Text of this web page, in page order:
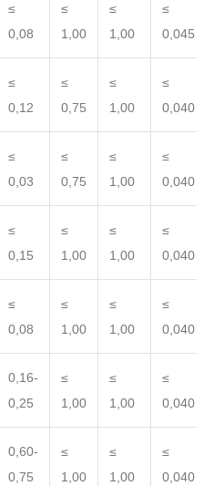
≤
0,08
≤
1,00
≤
1,00
≤
0,045
≤
0,12
≤
0,75
≤
1,00
≤
0,040
≤
0,03
≤
0,75
≤
1,00
≤
0,040
≤
0,15
≤
1,00
≤
1,00
≤
0,040
≤
0,08
≤
1,00
≤
1,00
≤
0,040
0,16-
0,25
≤
1,00
≤
1,00
≤
0,040
0,60-
0,75
≤
1,00
≤
1,00
≤
0,040